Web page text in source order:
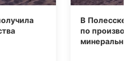
В Полесске
по